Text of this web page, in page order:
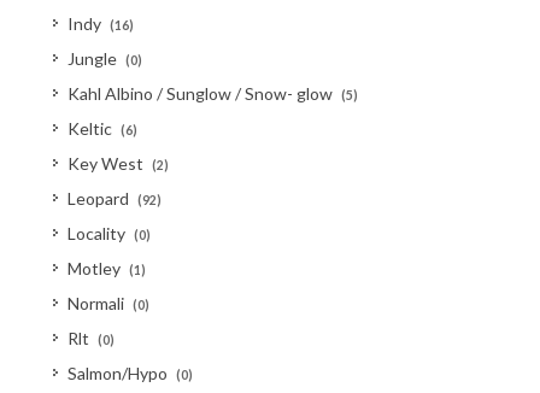
Indy (16)
Jungle (0)
Kahl Albino / Sunglow / Snow- glow (5)
Keltic (6)
Key West (2)
Leopard (92)
Locality (0)
Motley (1)
Normali (0)
Rlt (0)
Salmon/Hypo (0)